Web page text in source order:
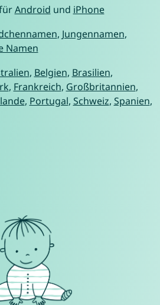
Android und iPhone
, Jungennamen,
Namen
, Belgien, Brasilien,
, Frankreich, Großbritannien,
, Portugal, Schweiz, Spanien,